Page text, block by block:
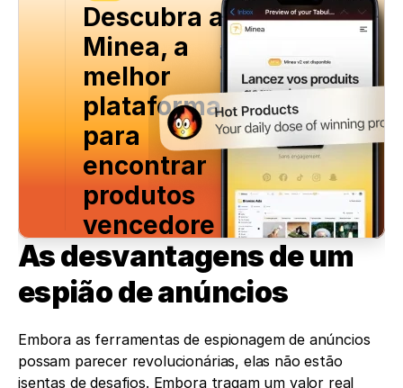
Descubra a
Minea, a
melhor
plataforma
para
encontrar
produtos
vencedore
s
Teste gratuito
As desvantagens de um
espião de anúncios
Embora as ferramentas de espionagem de anúncios
possam parecer revolucionárias, elas não estão
isentas de desafios. Embora tragam um valor real